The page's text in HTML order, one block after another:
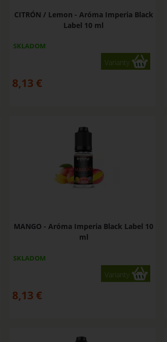
CITRÓN / Lemon - Aróma Imperia Black
Label 10 ml
SKLADOM
Varianty
8,13 €
MANGO - Aróma Imperia Black Label 10
ml
SKLADOM
Varianty
8,13 €